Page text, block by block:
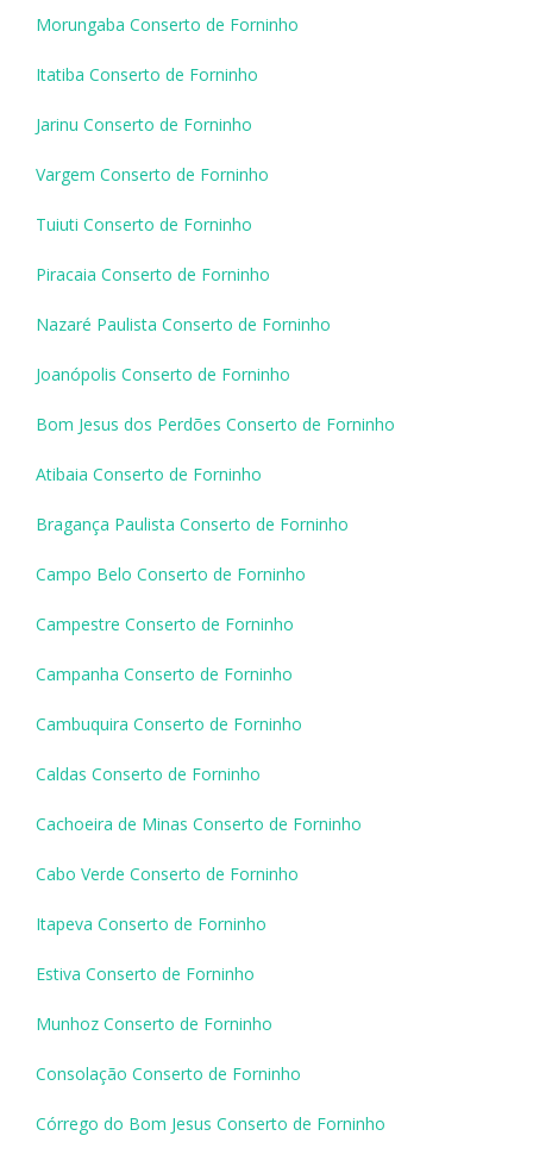
Morungaba Conserto de Forninho
Itatiba Conserto de Forninho
Jarinu Conserto de Forninho
Vargem Conserto de Forninho
Tuiuti Conserto de Forninho
Piracaia Conserto de Forninho
Nazaré Paulista Conserto de Forninho
Joanópolis Conserto de Forninho
Bom Jesus dos Perdões Conserto de Forninho
Atibaia Conserto de Forninho
Bragança Paulista Conserto de Forninho
Campo Belo Conserto de Forninho
Campestre Conserto de Forninho
Campanha Conserto de Forninho
Cambuquira Conserto de Forninho
Caldas Conserto de Forninho
Cachoeira de Minas Conserto de Forninho
Cabo Verde Conserto de Forninho
Itapeva Conserto de Forninho
Estiva Conserto de Forninho
Munhoz Conserto de Forninho
Consolação Conserto de Forninho
Córrego do Bom Jesus Conserto de Forninho